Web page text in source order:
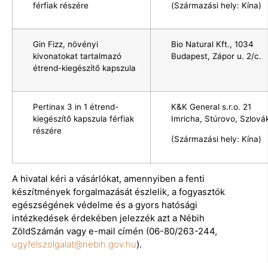
férfiak részére
(Származási hely: Kína)
Gin Fizz, növényi
kivonatokat tartalmazó
étrend-kiegészítő kapszula
Bio Natural Kft., 1034
Budapest, Zápor u. 2/c.
Pertinax 3 in 1 étrend-
kiegészítő kapszula férfiak
részére
K&K General s.r.o. 21
Imricha, Stúrovo,
(Származási hely: Kína)
A hivatal kéri a vásárlókat, amennyiben a fenti
készítmények forgalmazását észlelik, a fogyasztók
egészségének védelme és a gyors hatósági
intézkedések érdekében jelezzék azt a Nébih
ZöldSzámán vagy e-mail címén (06-80/263-244,
ugyfelszolgalat@nebih.gov.hu).